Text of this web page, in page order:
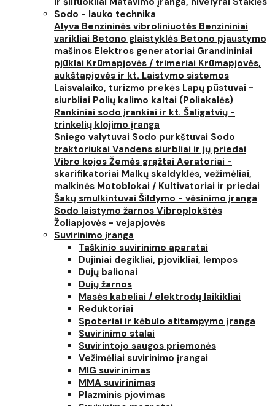
Sodo - lauko technika
Alyva Benzininės vibroliniuotės Benzininiai
varikliai Betono glaistyklės Betono pjaustymo
mašinos Elektros generatoriai Grandininiai
pjūklai Krūmapjovės / trimeriai Krūmapjovės,
aukštapjovės ir kt. Laistymo sistemos
Laisvalaiko, turizmo prekės Lapų pūstuvai -
siurbliai Polių kalimo kaltai (Poliakalės)
Rankiniai sodo įrankiai ir kt. Šaligatvių -
trinkelių klojimo įranga
Sniego valytuvai Sodo purkštuvai Sodo
traktoriukai Vandens siurbliai ir jų priedai
Vibro kojos Žemės grąžtai Aeratoriai -
skarifikatoriai Malkų skaldyklės, vežimėliai,
malkinės Motoblokai / Kultivatoriai ir priedai
Šakų smulkintuvai Šildymo - vėsinimo įranga
Sodo laistymo žarnos Vibroplokštės
Žoliapjovės - vejapjovės
Suvirinimo įranga
Taškinio suvirinimo aparatai
Dujiniai degikliai, pjovikliai, lempos
Dujų balionai
Dujų žarnos
Masės kabeliai / elektrodų laikikliai
Reduktoriai
Spoteriai ir kėbulo atitampymo įranga
Suvirinimo stalai
Suvirintojo saugos priemonės
Vežimėliai suvirinimo įrangai
MIG suvirinimas
MMA suvirinimas
Plazminis pjovimas